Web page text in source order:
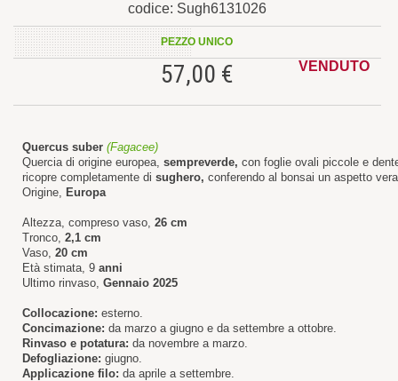
codice: Sugh6131026
PEZZO UNICO
57,00 € VENDUTO
Quercus suber (Fagacee)
Quercia di origine europea, sempreverde, con foglie ovali piccole e
ricopre completamente di sughero, conferendo al bonsai un aspetto
Origine, Europa
Altezza, compreso vaso, 26 cm
Tronco, 2,1 cm
Vaso, 20 cm
Età stimata, 9 anni
Ultimo rinvaso, Gennaio 2025
Collocazione: esterno.
Concimazione: da marzo a giugno e da settembre a ottobre.
Rinvaso e potatura: da novembre a marzo.
Defogliazione: giugno.
Applicazione filo: da aprile a settembre.